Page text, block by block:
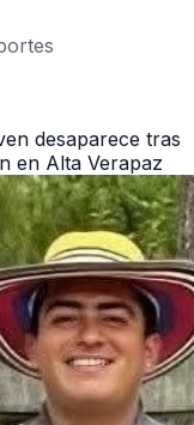
desaparece tras
en Alta Verapaz